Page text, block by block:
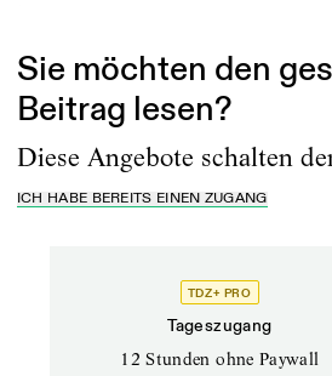
Sie möchten den
Beitrag lesen?
Diese Angebote schalten
ICH HABE BEREITS EINEN ZUGANG
TDZ+ PRO
Tageszugang
12 Stunden ohne Paywall